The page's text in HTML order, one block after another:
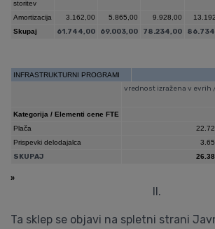
storitev
Amortizacija
3.162,00 5.865,00 9.928,00
Skupaj
61.744,00 69.003,00 78.234,00
INFRASTRUKTURNI PROGRAMI
vrednost izražena v evrih /
Kategorija / Elementi cene FTE
Plača
Prispevki delodajalca
SKUPAJ
»
II.
Ta sklep se objavi na spletni strani